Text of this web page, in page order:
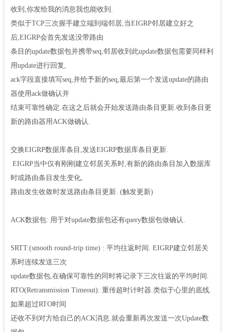
收到,你发给我的消息我也能收到.
类似于TCP三次握手建立端到端邻居,当EIGRP邻居建立好之
后,EIGRP会首先发送没带路由
条目的update数据包并携带seq,邻居收到此update数据包需要同样利
用update进行回复,
ack字段直接填写seq,并给予新的seq,最后第一个发送update的路由
器使用ack做确认并
结束可靠性确定.在这之后就会开始发送路由条目更新.收到条目更
新的路由器用ACK做确认.
交换EIGRP数据库条目,发送EIGRP数据库条目更新.
EIGRP当中仅有刚刚建立邻居关系时,有新的路由条目加入数据库
时或路由条目发生变化,
路由发生收敛时发送路由条目更新. (触发更新)
ACK数据包: 用于对update数据包还有query数据包做确认.
SRTT:(smooth round-trip time) : 平均往返时间. EIGRP建立邻居关
系时连续发送三次
update数据包,在确保可靠性的同时将记录下三次往返的平均时间.
RTO(Retransmission Timeout): 重传超时计时器.类似于心里的底线.
如果超过RTO时间
还收不到对方给自己的ACK消息.就会重新再次发送一次Update数